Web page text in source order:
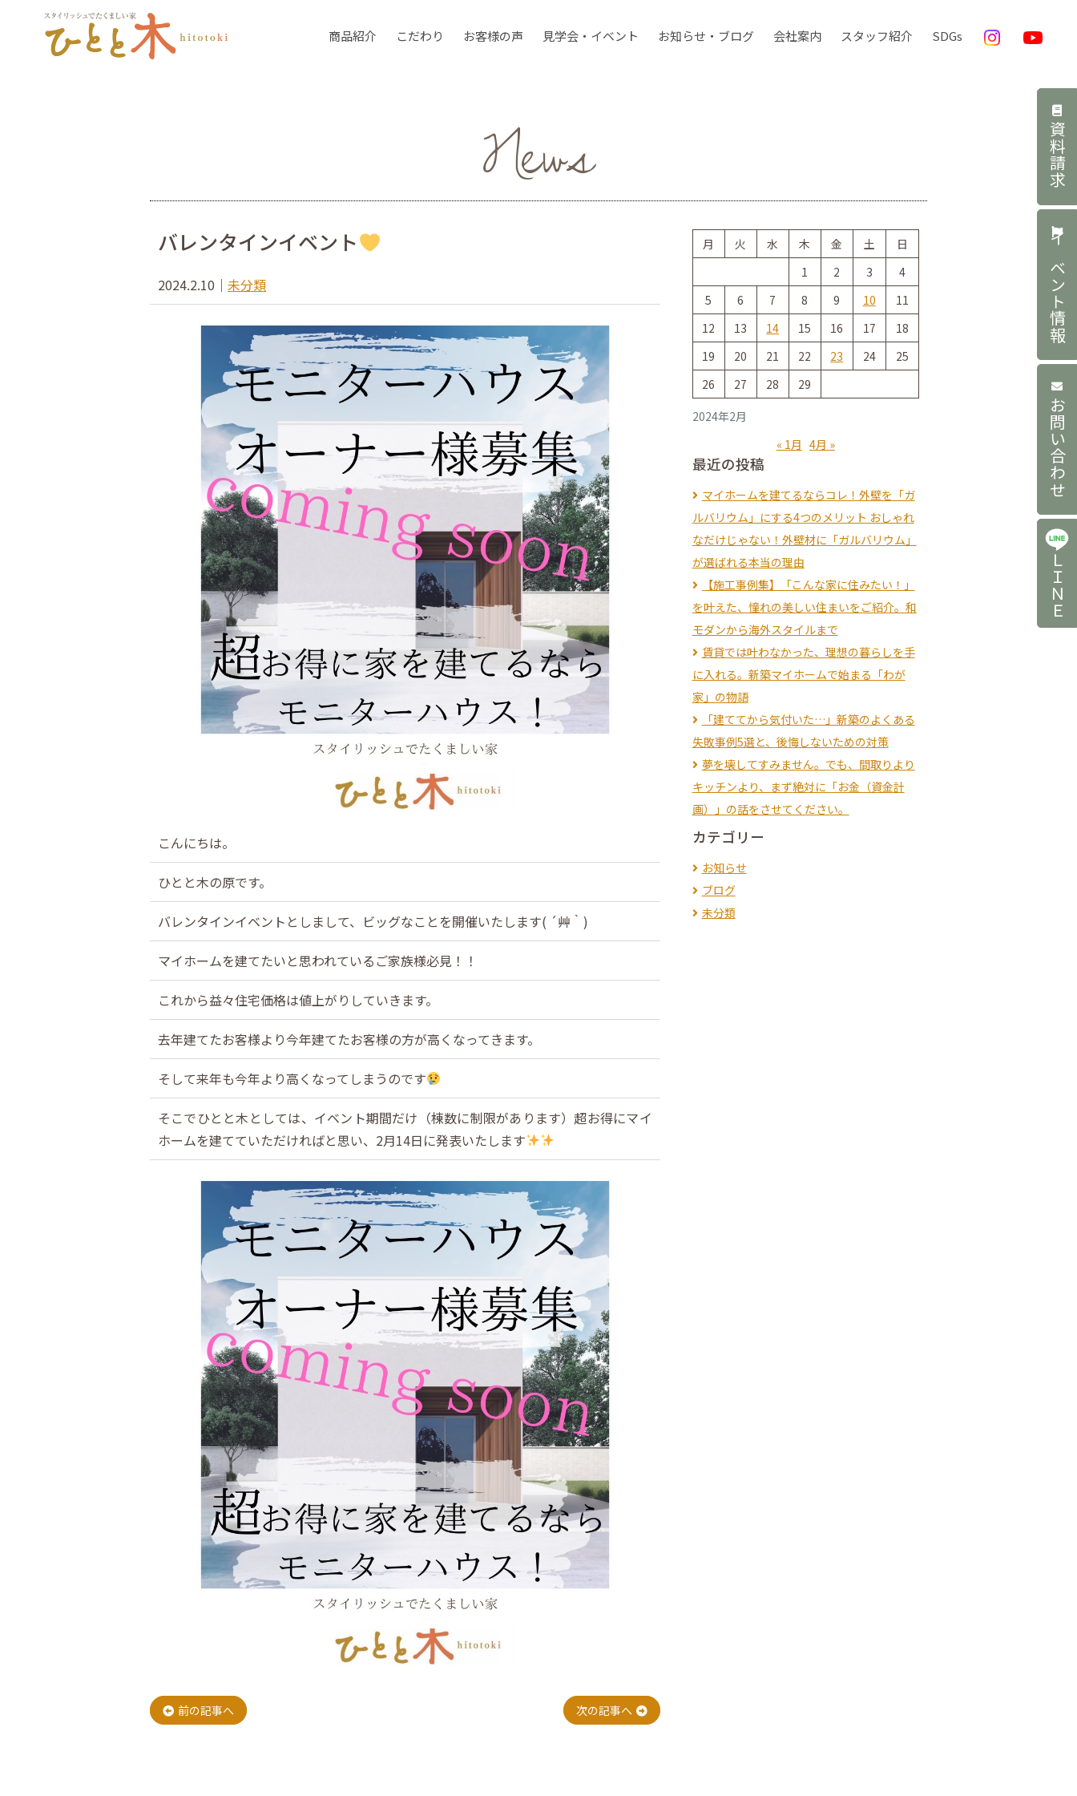
商品紹介 こだわり お客様の声 見学会・イベント お知らせ・ブログ 会社案内 スタッフ紹介 SDGs
資料請求
イベント情報
お問い合わせ
ＬＩＮＥ
News
バレンタインイベント
2024.2.10 ｜ 未分類
こんにちは。
ひとと木の原です。
バレンタインイベントとしまして、ビッグなことを開催いたします( ´艸｀)
マイホームを建てたいと思われているご家族様必見！！
これから益々住宅価格は値上がりしていきます。
去年建てたお客様より今年建てたお客様の方が高くなってきます。
そして来年も今年より高くなってしまうのです
そこでひとと木としては、イベント期間だけ（棟数に制限があります）超お得にマイ
ホームを建てていただければと思い、2月14日に発表いたします
投
前の記事へ 次の記事へ
2024年2月
月 火 水 木 金 土
日
1
2 3
4
5
6 7 8 9 10
11
12
13 14 15 16 17
18
19
20 21 22 23 24
25
26
27 28 29
« 1月 4月 »
最近の投稿
マイホームを建てるならコレ！外壁を「ガ
ルバリウム」にする4つのメリット おしゃれ
なだけじゃない！外壁材に「ガルバリウム」
が選ばれる本当の理由
【施工事例集】「こんな家に住みたい！」
を叶えた、憧れの美しい住まいをご紹介。和
モダンから海外スタイルまで
賃貸では叶わなかった、理想の暮らしを手
に入れる。新築マイホームで始まる「わが
家」の物語
「建ててから気付いた…」新築のよくある
失敗事例5選と、後悔しないための対策
夢を壊してすみません。でも、間取りより
キッチンより、まず絶対に「お金（資金計
画）」の話をさせてください。
カテゴリー
お知らせ
ブログ
未分類